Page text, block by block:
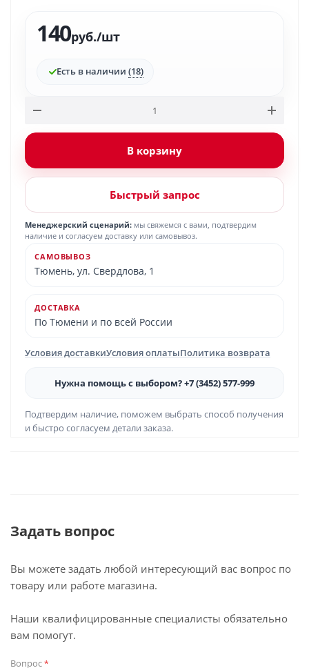
140руб./шт
Есть в наличии (18)
В корзину
Быстрый запрос
Менеджерский сценарий: мы свяжемся с вами, подтвердим
наличие и согласуем доставку или самовывоз.
САМОВЫВОЗ
Тюмень, ул. Свердлова, 1
ДОСТАВКА
По Тюмени и по всей России
Условия доставкиУсловия оплатыПолитика возврата
Нужна помощь с выбором? +7 (3452) 577-999
Подтвердим наличие, поможем выбрать способ получения
и быстро согласуем детали заказа.
Задать вопрос
Вы можете задать любой интересующий вас вопрос по
товару или работе магазина.
Наши квалифицированные специалисты обязательно
вам помогут.
Вопрос*